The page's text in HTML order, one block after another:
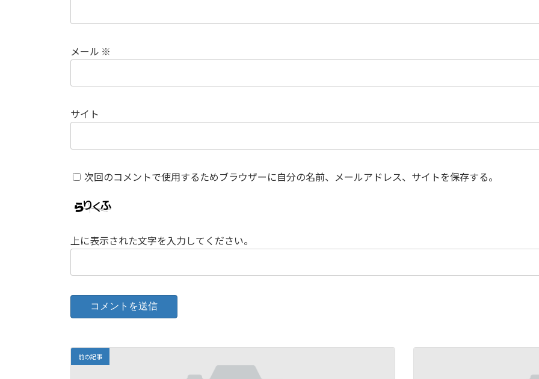
メール ※
サイト
次回のコメントで使用するためブラウザーに自分の名前、メールアドレス、サイトを保存する。
上に表示された文字を入力してください。
前の記事